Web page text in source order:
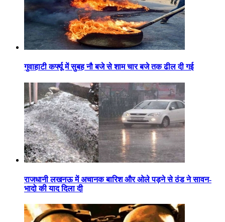
गुवाहाटी कर्फ्यू में सुबह नौ बजे से शाम चार बजे तक ढील दी गई
राजधानी लखनऊ में अचानक बारिश और ओले पड़ने से ठंड ने सावन-
भादो की याद दिला दी